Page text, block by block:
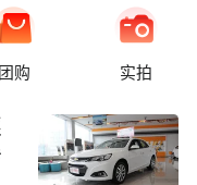
团购 实拍